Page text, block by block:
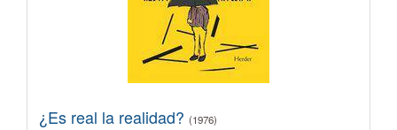
¿Es real la realidad? (1976)